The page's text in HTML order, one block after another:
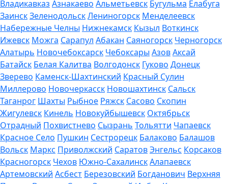
Владикавказ Азнакаево Альметьевск Бугульма Елабуга
ЗаинскЗеленодольскЛениногорск Менделеевск
Набережные Челны Нижнекамск Кызыл Воткинск
Ижевск Можга Сарапул Абакан Саяногорск Черногорск
Алатырь Новочебоксарск Чебоксары АзовАксай
Батайск Белая Калитва Волгодонск Гуково Донецк
Зверево Каменск-Шахтинский Красный Сулин
Миллерово Новочеркасск Новошахтинск Сальск
Таганрог Шахты Рыбное Ряжск Сасово Скопин
Жигулевск Кинель Новокуйбышевск Октябрьск
Отрадный Похвистнево Сызрань Тольятти Чапаевск
Красное Село Пушкин Сестрорецк Балаково Балашов
Вольск Маркс Приволжский СаратовЭнгельс Корсаков
Красногорск Чехов Южно-СахалинскАлапаевск
Артемовский Асбест Березовский Богданович Верхняя